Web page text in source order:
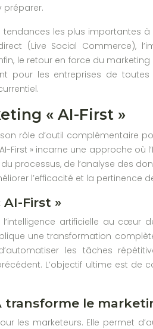
préparer.
les plus importantes à
(Live Social Commerce),
le retour en force du
pour les entreprises de
« AI-First »
rôle d’outil complémentaire
First » incarne une approche
processus, de l’analyse des
l’efficacité et la pertinence
First »
l’intelligence artificielle au
une transformation
les tâches
L’objectif ultime est
transforme le
les marketeurs. Elle permet